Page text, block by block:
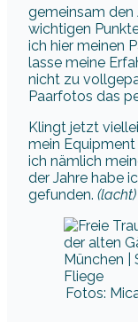
gemeinsam den
wichtigen
ich hier meinen
lasse meine
nicht zu
Paarfotos das
Klingt jetzt
mein Equipment
ich nämlich
der Jahre habe
gefunden. (lacht)
Fotos: